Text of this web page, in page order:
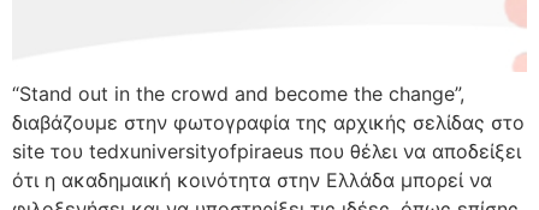
“Stand out in the crowd and become the change”,
διαβάζουμε στην φωτογραφία της αρχικής σελίδας στο
site του tedxuniversityofpiraeus που θέλει να αποδείξει
ότι η ακαδημαική κοινότητα στην Ελλάδα μπορεί να